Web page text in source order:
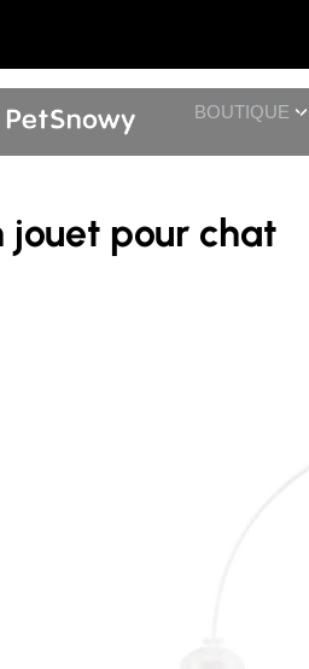
BOUTIQUE
jouet pour chat